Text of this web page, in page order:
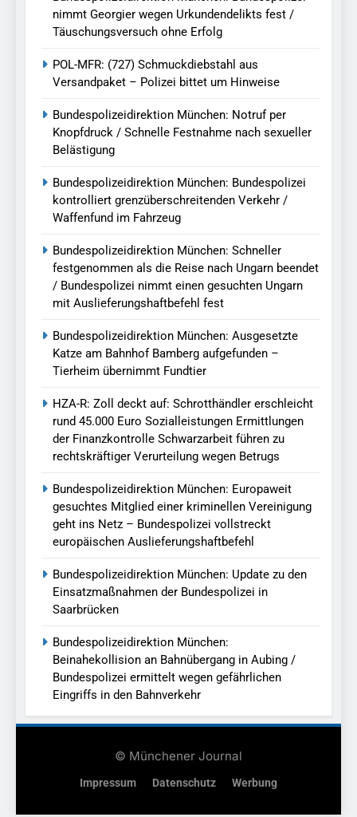
nimmt Georgier wegen Urkundendelikts fest /
Täuschungsversuch ohne Erfolg
POL-MFR: (727) Schmuckdiebstahl aus
Versandpaket – Polizei bittet um Hinweise
Bundespolizeidirektion München: Notruf per
Knopfdruck / Schnelle Festnahme nach sexueller
Belästigung
Bundespolizeidirektion München: Bundespolizei
kontrolliert grenzüberschreitenden Verkehr /
Waffenfund im Fahrzeug
Bundespolizeidirektion München: Schneller
festgenommen als die Reise nach Ungarn beendet
/ Bundespolizei nimmt einen gesuchten Ungarn
mit Auslieferungshaftbefehl fest
Bundespolizeidirektion München: Ausgesetzte
Katze am Bahnhof Bamberg aufgefunden –
Tierheim übernimmt Fundtier
HZA-R: Zoll deckt auf: Schrotthändler erschleicht
rund 45.000 Euro Sozialleistungen Ermittlungen
der Finanzkontrolle Schwarzarbeit führen zu
rechtskräftiger Verurteilung wegen Betrugs
Bundespolizeidirektion München: Europaweit
gesuchtes Mitglied einer kriminellen Vereinigung
geht ins Netz – Bundespolizei vollstreckt
europäischen Auslieferungshaftbefehl
Bundespolizeidirektion München: Update zu den
Einsatzmaßnahmen der Bundespolizei in
Saarbrücken
Bundespolizeidirektion München:
Beinahekollision an Bahnübergang in Aubing /
Bundespolizei ermittelt wegen gefährlichen
Eingriffs in den Bahnverkehr
© Münchener Journal
Impressum Datenschutz Werbung